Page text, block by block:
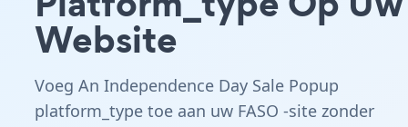
Website
Voeg An Independence Day Sale Popup
platform_type toe aan uw FASO -site zonder